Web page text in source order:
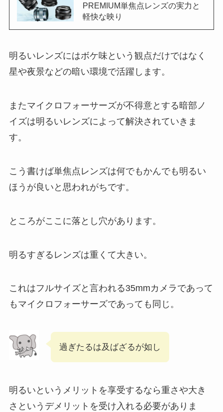
PREMIUM単焦点レンズの実力と
軽快な映り
明るいレンズにはボケ味という観点だけではなく
星や夜景などの暗い環境で活躍します。
またマイクロフォーサーズが不得意とする暗部ノ
イズは明るいレンズによって解決されていきま
す。
こう書けば単焦点レンズは何でもかんでも明るい
ほうが良いと思われがちです。
ところがここに落とし穴があります。
明るすぎるレンズは重くて大きい。
これはフルサイズと言われる35mmカメラであって
もマイクロフォーサーズであっても同じ。
過ぎたるは及ばざるが如し
明るいというメリットを享受するなら重さや大き
さというデメリットを受け入れる必要がありま